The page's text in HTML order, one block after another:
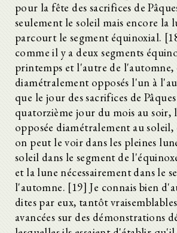
pour la fête des sacrifices de
seulement le soleil mais encore la
parcourt le segment équinoxial.
comme il y a deux segments
printemps et l'autre de
diamétralement opposés l'un à
que le jour des sacrifices de
quatorzième jour du mois au soir,
opposée diamétralement au
on peut le voir dans les pleines
soleil dans le segment de
et la lune nécessairement dans le
l'automne. [19] Je connais bien
dites par eux, tantôt
avancées sur des démonstrations